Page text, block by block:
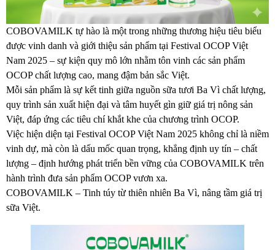
COBOVAMILK tự hào là một trong những thương hiệu tiêu biểu
được vinh danh và giới thiệu sản phẩm tại Festival OCOP Việt
Nam 2025 – sự kiện quy mô lớn nhằm tôn vinh các sản phẩm
OCOP chất lượng cao, mang đậm bản sắc Việt.
Mỗi sản phẩm là sự kết tinh giữa nguồn sữa tươi Ba Vì chất lượng,
quy trình sản xuất hiện đại và tâm huyết gìn giữ giá trị nông sản
Việt, đáp ứng các tiêu chí khắt khe của chương trình OCOP.
Việc hiện diện tại Festival OCOP Việt Nam 2025 không chỉ là niềm
vinh dự, mà còn là dấu mốc quan trọng, khẳng định uy tín – chất
lượng – định hướng phát triển bền vững của COBOVAMILK trên
hành trình đưa sản phẩm OCOP vươn xa.
COBOVAMILK – Tinh túy từ thiên nhiên Ba Vì, nâng tầm giá trị
sữa Việt.